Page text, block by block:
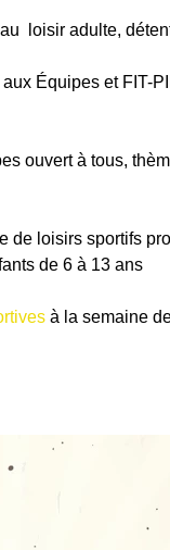
loisir adulte,
Équipes et FIT-
ouvert à tous,
de loisirs sportifs
de 6 à 13 ans
à la semaine